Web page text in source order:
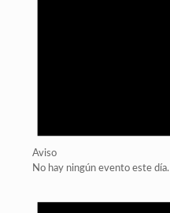
Aviso
No hay ningún evento este día.